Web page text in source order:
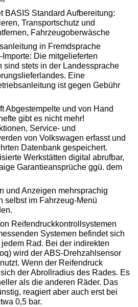
BASIS Standard Aufbereitung:
Transportschutz und
Fahrzeugoberwäsche
in Fremdsprache
Die mitgelieferten
sind stets in der Landessprache
Eine
ist gegen Gebühr
Abgestempelte und von Hand
gibt es nicht mehr!
Service- und
von Volkswagen erfasst und
Datenbank gespeichert.
Werkstätten digital abrufbar,
Garantieansprüche ggü. dem
und Anzeigen mehrsprachig
selbst im Fahrzeug-Menü
Reifendruckkontrollsystemen
Systemen befindet sich
Rad. Bei der indirekten
wird der ABS-Drehzahlsensor
Wenn der Reifendruck
der Abrollradius des Rades. Es
als die anderen Räder. Das
reagiert aber auch erst bei
0,5 bar.